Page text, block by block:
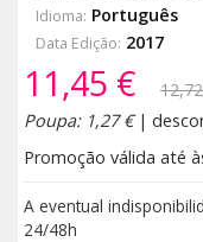
Idioma: Português
Data Edição: 2017
11,45 €
Poupa: 1,27 €|
Promoção válida até
A eventual
24/48h